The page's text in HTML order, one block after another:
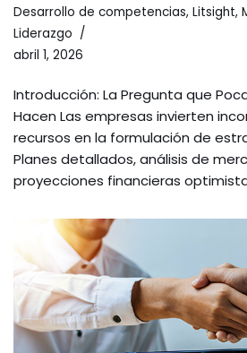
Desarrollo de competencias, Litsight,
Liderazgo
abril 1, 2026
Introducción: La Pregunta que
Hacen Las empresas invierten
recursos en la formulación de
Planes detallados, análisis de
proyecciones financieras